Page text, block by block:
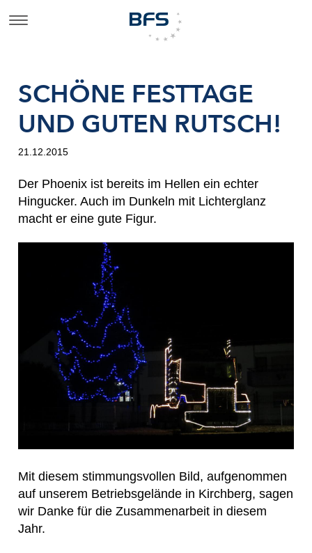
SCHÖNE FESTTAGE
UND GUTEN RUTSCH!
21.12.2015
Der Phoenix ist bereits im Hellen ein echter
Hingucker. Auch im Dunkeln mit Lichterglanz
macht er eine gute Figur.
Mit diesem stimmungsvollen Bild, aufgenommen
auf unserem Betriebsgelände in Kirchberg, sagen
wir Danke für die Zusammenarbeit in diesem
Jahr.